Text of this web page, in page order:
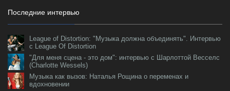
Последние интервью
League of Distortion: "Музыка должна объединять". Интервью
с League Of Distortion
"Для меня сцена - это дом": интервью с Шарлоттой Весселс
(Charlotte Wessels)
Музыка как вызов: Наталья Рощина о переменах и
вдохновении